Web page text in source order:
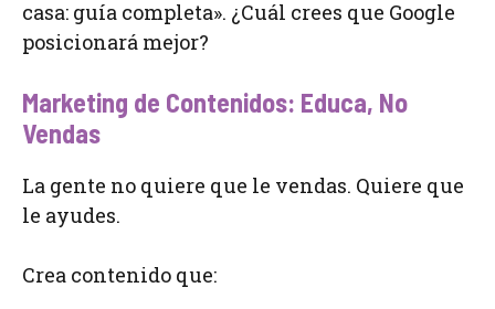
casa: guía completa». ¿Cuál crees que Google
posicionará mejor?
Marketing de Contenidos: Educa, No
Vendas
La gente no quiere que le vendas. Quiere que
le ayudes.
Crea contenido que: